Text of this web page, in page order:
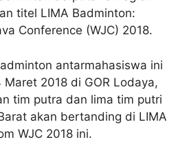
titel LIMA Badminton:
Conference (WJC) 2018.
antarmahasiswa ini
2018 di GOR Lodaya,
tim putra dan lima tim putri
akan bertanding di LIMA
WJC 2018 ini.